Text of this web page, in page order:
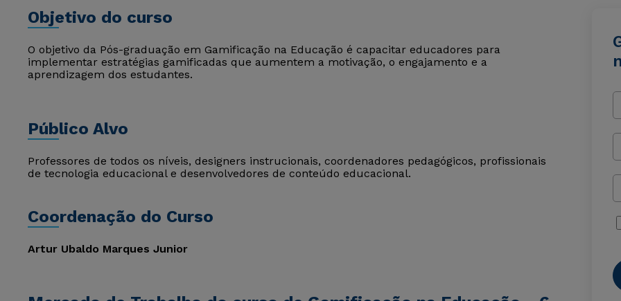
Objetivo do curso
O objetivo da Pós-graduação em Gamificação na Educação é capacitar educadores para
implementar estratégias gamificadas que aumentem a motivação, o engajamento e a
aprendizagem dos estudantes.
Público Alvo
Professores de todos os níveis, designers instrucionais, coordenadores pedagógicos, profissionais
de tecnologia educacional e desenvolvedores de conteúdo educacional.
Coordenação do Curso
Artur Ubaldo Marques Junior